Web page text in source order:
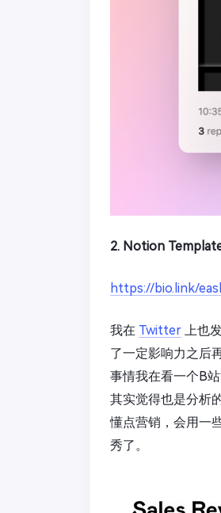
2. Notion
https://bio.link/
我在 Twitter 上也
了一定影响力之后
事情我在看一个B
其实觉得也是分析
懂点营销，会用一
秀了。